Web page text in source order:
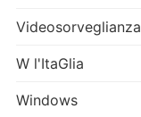
Videosorveglianza
W l'ItaGlia
Windows